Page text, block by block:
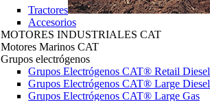
Tractores
Accesorios
MOTORES INDUSTRIALES CAT
Motores Marinos CAT
Grupos electrógenos
Grupos Electrógenos CAT® Retail Diesel
Grupos Electrógenos CAT® Large Diesel
Grupos Electrógenos CAT® Large Gas